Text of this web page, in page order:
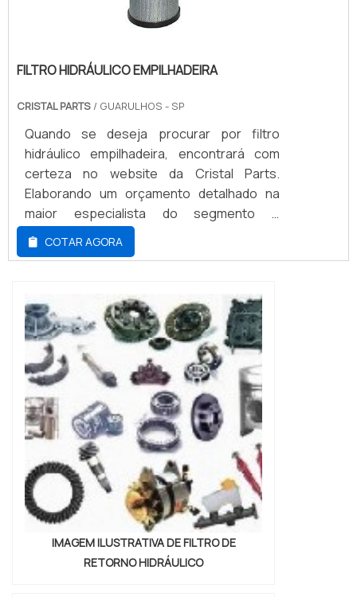
FILTRO HIDRÁULICO EMPILHADEIRA
CRISTAL PARTS / GUARULHOS - SP
Quando se deseja procurar por filtro
hidráulico empilhadeira, encontrará com
certeza no website da Cristal Parts.
Elaborando um orçamento detalhado na
maior especialista do segmento e
descobrindo a melhor referência em
qualidade.Quando o tema é filtro hidráulico
especializados da Cristal Parts irá
encontrar excelente custo-benefício com
manutenção em diversas marcas e
modelos de empilhadeiras.ALGUNS DE...
COTAR AGORA
IMAGEM ILUSTRATIVA DE FILTRO DE
RETORNO HIDRÁULICO